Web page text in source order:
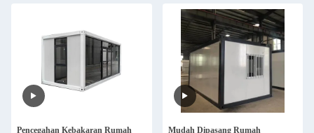
Pencegahan Kebakaran Rumah
Mudah Dipasang Rumah